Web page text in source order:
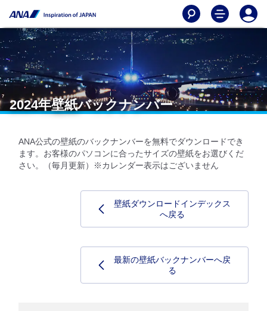
2024年壁紙バックナンバー
ANA公式の壁紙のバックナンバーを無料でダウンロードでき
ます。お客様のパソコンに合ったサイズの壁紙をお選びくだ
さい。（毎月更新）※カレンダー表示はございません
壁紙ダウンロードインデックス
へ戻る
最新の壁紙バックナンバーへ戻
る